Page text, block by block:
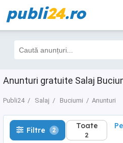
publi24.ro
Anunturi gratuite Salaj
Publi24 Salaj Buciumi Anunturi
Filtre 2 Toate
2
Filtre 2 Toate
2